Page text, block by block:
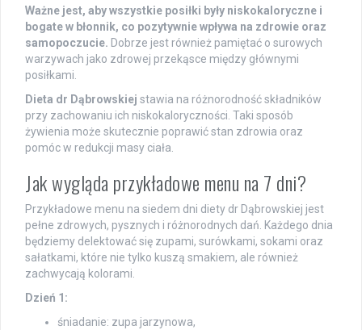
Ważne jest, aby wszystkie posiłki były niskokaloryczne i
bogate w błonnik, co pozytywnie wpływa na zdrowie oraz
samopoczucie. Dobrze jest również pamiętać o surowych
warzywach jako zdrowej przekąsce między głównymi
posiłkami.
Dieta dr Dąbrowskiej stawia na różnorodność składników
przy zachowaniu ich niskokaloryczności. Taki sposób
żywienia może skutecznie poprawić stan zdrowia oraz
pomóc w redukcji masy ciała.
Jak wygląda przykładowe menu na 7 dni?
Przykładowe menu na siedem dni diety dr Dąbrowskiej jest
pełne zdrowych, pysznych i różnorodnych dań. Każdego dnia
będziemy delektować się zupami, surówkami, sokami oraz
sałatkami, które nie tylko kuszą smakiem, ale również
zachwycają kolorami.
Dzień 1:
śniadanie: zupa jarzynowa,